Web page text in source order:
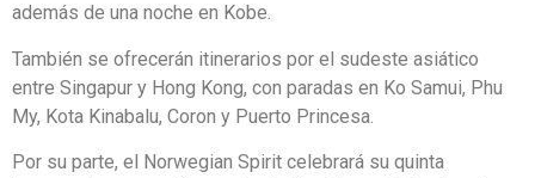
además de una noche en Kobe.
También se ofrecerán itinerarios por el sudeste asiático
entre Singapur y Hong Kong, con paradas en Ko Samui, Phu
My, Kota Kinabalu, Coron y Puerto Princesa.
Por su parte, el Norwegian Spirit celebrará su quinta